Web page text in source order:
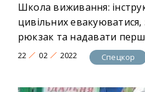
Школа виживання:
цивільних
рюкзак та надавати
22 02 2022 Спецкор